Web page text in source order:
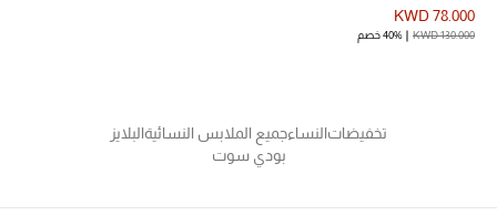
تشكيلة المناسبات للنساء
KWD 78.000
KWD 130.000 40% خصم
تخفيضاتالنساءجميع الملابس النسائيةالبلايز
بودي سوت